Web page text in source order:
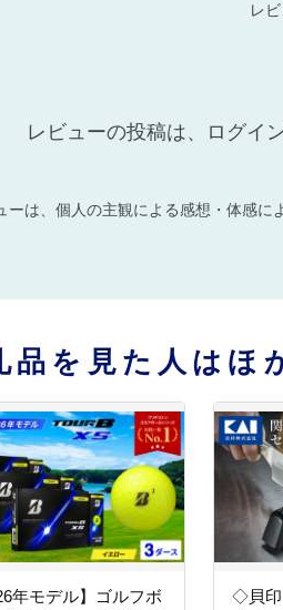
レ
レビューの投稿は、ログイ
ーは、個人の主観による感想・体感に
品を見た人はほ
年モデル】ゴルフボ
◇貝印